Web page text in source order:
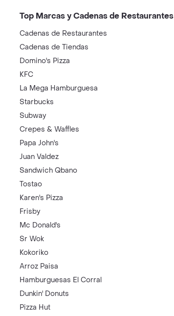
Top Marcas y Cadenas de Restaurantes
Cadenas de Restaurantes
Cadenas de Tiendas
Domino's Pizza
KFC
La Mega Hamburguesa
Starbucks
Subway
Crepes & Waffles
Papa John's
Juan Valdez
Sandwich Qbano
Tostao
Karen's Pizza
Frisby
Mc Donald's
Sr Wok
Kokoriko
Arroz Paisa
Hamburguesas El Corral
Dunkin' Donuts
Pizza Hut